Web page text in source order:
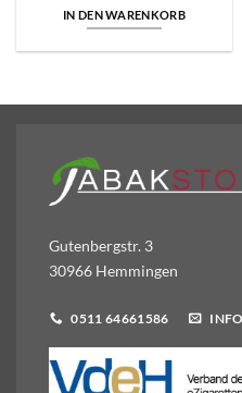
IN DEN WARENKORB
Gutenbergstr. 3
30966 Hemmingen
0511 64661586